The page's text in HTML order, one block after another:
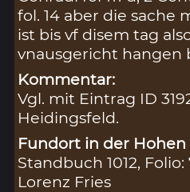
fol. 14 aber die sache
ist bis vf disem tag
vnausgericht hangen
Kommentar:
Vgl. mit Eintrag ID
Heidingsfeld.
Fundort in der
Standbuch 1012,
Lorenz Fries